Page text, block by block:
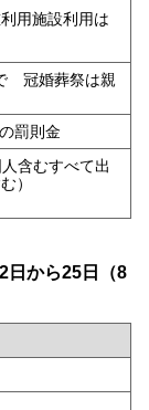
用施設利用は
冠婚葬祭は親
罰則金
含むすべて出
）
から25日（8